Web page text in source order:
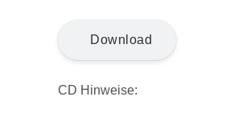
Download
CD Hinweise: